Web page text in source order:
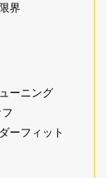
界
ーニング
ーフィット